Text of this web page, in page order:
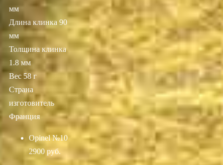
мм
Длина клинка 90
мм
Толщина клинка
1.8 мм
Вес 58 г
Страна
изготовитель
Франция
Opinel №10
2900 руб.